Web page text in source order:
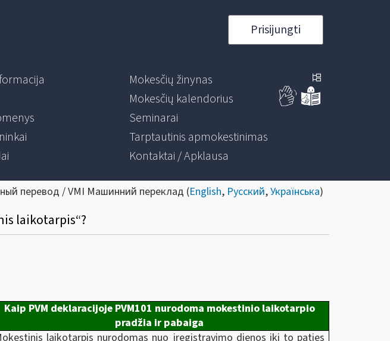
Prisijungti
Mokesčių žinynas
Mokesčių kalendorius
Seminarai
Tarptautinis apmokestinimas
Kontaktai / Apklausa
перевод / VMI Машинний переклад (English, Русский,Українська)
laikotarpis“?
Kaip PVM deklaracijoje PVM101 nurodoma mokestinio laikotarpio
pradžia ir pabaiga
laikotarpis nurodomas nuo įregistravimo dienos iki to paties